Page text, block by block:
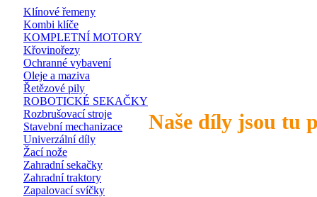
Naše díly jsou tu
Klínové řemeny
Kombi klíče
KOMPLETNÍ MOTORY
Křovinořezy
Ochranné vybavení
Oleje a maziva
Řetězové pily
ROBOTICKÉ SEKAČKY
Rozbrušovací stroje
Stavební mechanizace
Univerzální díly
Žací nože
Zahradní sekačky
Zahradní traktory
Zapalovací svíčky